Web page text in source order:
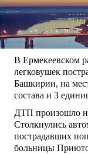
В Ермекеевском
легковушек
Башкирии, на
состава и 3
ДТП произошло
Столкнулись
пострадавших
больницы